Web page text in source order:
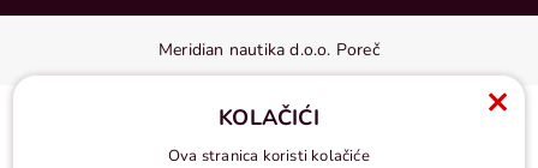
Meridian nautika d.o.o. Poreč
KOLAČIĆI
Ova stranica koristi kolačiće